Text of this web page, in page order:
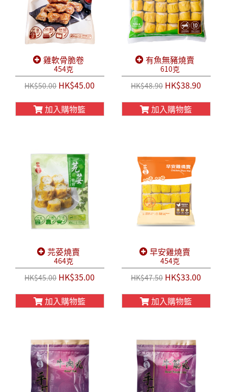
雞軟骨脆卷
454克
HK$50.00HK$45.00
加入購物籃
有魚無豬燒賣
610克
HK$48.90HK$38.90
加入購物籃
芫荽燒賣
464克
HK$45.00HK$35.00
加入購物籃
早安雞燒賣
454克
HK$47.50HK$33.00
加入購物籃